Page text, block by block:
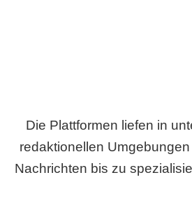
Die Plattformen liefen in
redaktionellen
Nachrichten bis zu